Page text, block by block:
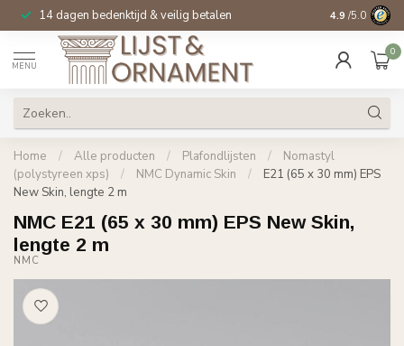
14 dagen bedenktijd & veilig betalen Specialist in
4.9 /5.0
MENU
0
Home / Alle producten / Plafondlijsten /
Nomastyl
(polystyreen xps)
/ NMC Dynamic Skin /
E21 (65 x 30 mm) EPS
New Skin, lengte 2 m
NMC E21 (65 x 30 mm) EPS New Skin,
lengte 2 m
NMC